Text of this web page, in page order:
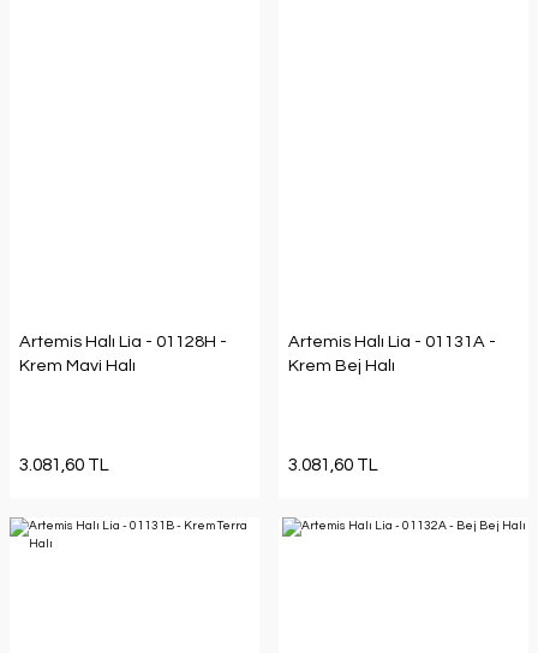
Artemis Halı Lia - 01128H -
Krem Mavi Halı
3.081,60 TL
Artemis Halı Lia - 01131A -
Krem Bej Halı
3.081,60 TL